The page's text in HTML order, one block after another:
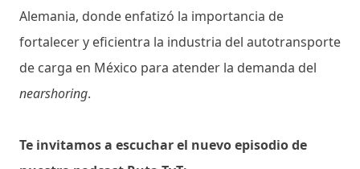
Alemania, donde enfatizó la importancia de
fortalecer y eficientra la industria del autotransporte
de carga en México para atender la demanda del
nearshoring.
Te invitamos a escuchar el nuevo episodio de